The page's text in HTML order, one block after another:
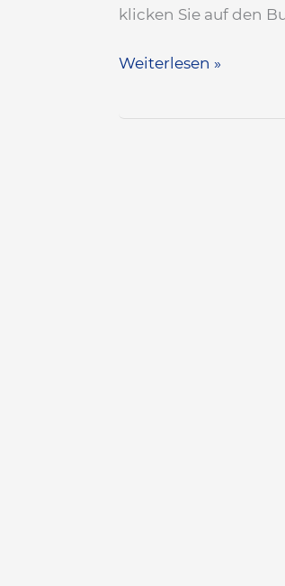
klicken Sie auf den
Weiterlesen »